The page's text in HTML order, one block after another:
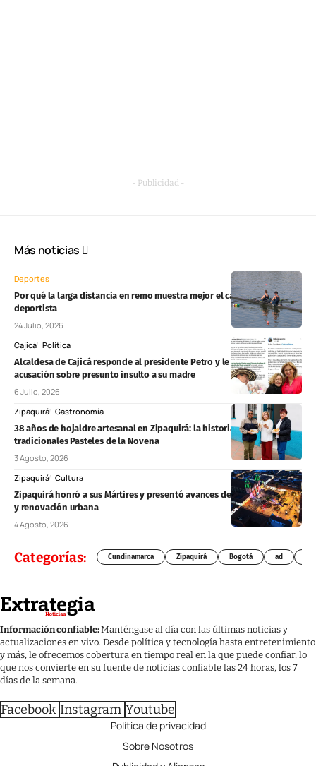
- Publicidad -
Más noticias
Deportes
Por qué la larga distancia en remo muestra mejor el carácter de un
deportista
24 Julio, 2026
Cajicá Política
Alcaldesa de Cajicá responde al presidente Petro y le pide rectificar
acusación sobre presunto insulto a su madre
6 Julio, 2026
Zipaquirá Gastronomía
38 años de hojaldre artesanal en Zipaquirá: la historia detrás de los
tradicionales Pasteles de la Novena
3 Agosto, 2026
Zipaquirá Cultura
Zipaquirá honró a sus Mártires y presentó avances del Regiotram, vías
y renovación urbana
4 Agosto, 2026
Categorías: Cundinamarca Zipaquirá Bogotá ad
Información confiable:Manténgase al día con las últimas noticias y
actualizaciones en vivo. Desde política y tecnología hasta entretenimiento
y más, le ofrecemos cobertura en tiempo real en la que puede confiar, lo
que nos convierte en su fuente de noticias confiable las 24 horas, los 7
días de la semana.
Facebook Instagram Youtube
Política de privacidad
Sobre Nosotros